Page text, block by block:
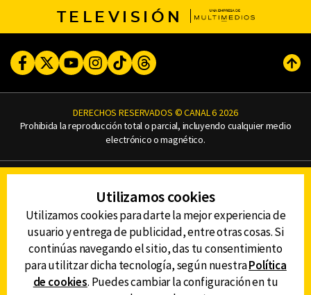
TELEVISIÓN
FacebookTwitterYoutubeInstagram
TikTokThreads
DERECHOS RESERVADOS © CANAL 6 2026
Prohibida la reproducción total o parcial, incluyendo cualquier medio
electrónico o magnético.
AVISO DE PRIVACIDAD
AVISO LEGAL
DEFENSORÍA DE LAS AUDIENCIAS
DESCARGA LA APP DE CANAL 6
Utilizamos cookies
Utilizamos cookies para darte la mejor experiencia de
usuario y entrega de publicidad, entre otras cosas. Si
continúas navegando el sitio, das tu consentimiento
para utilitzar dicha tecnología, según nuestraPolítica
de cookies. Puedes cambiar la configuración en tu